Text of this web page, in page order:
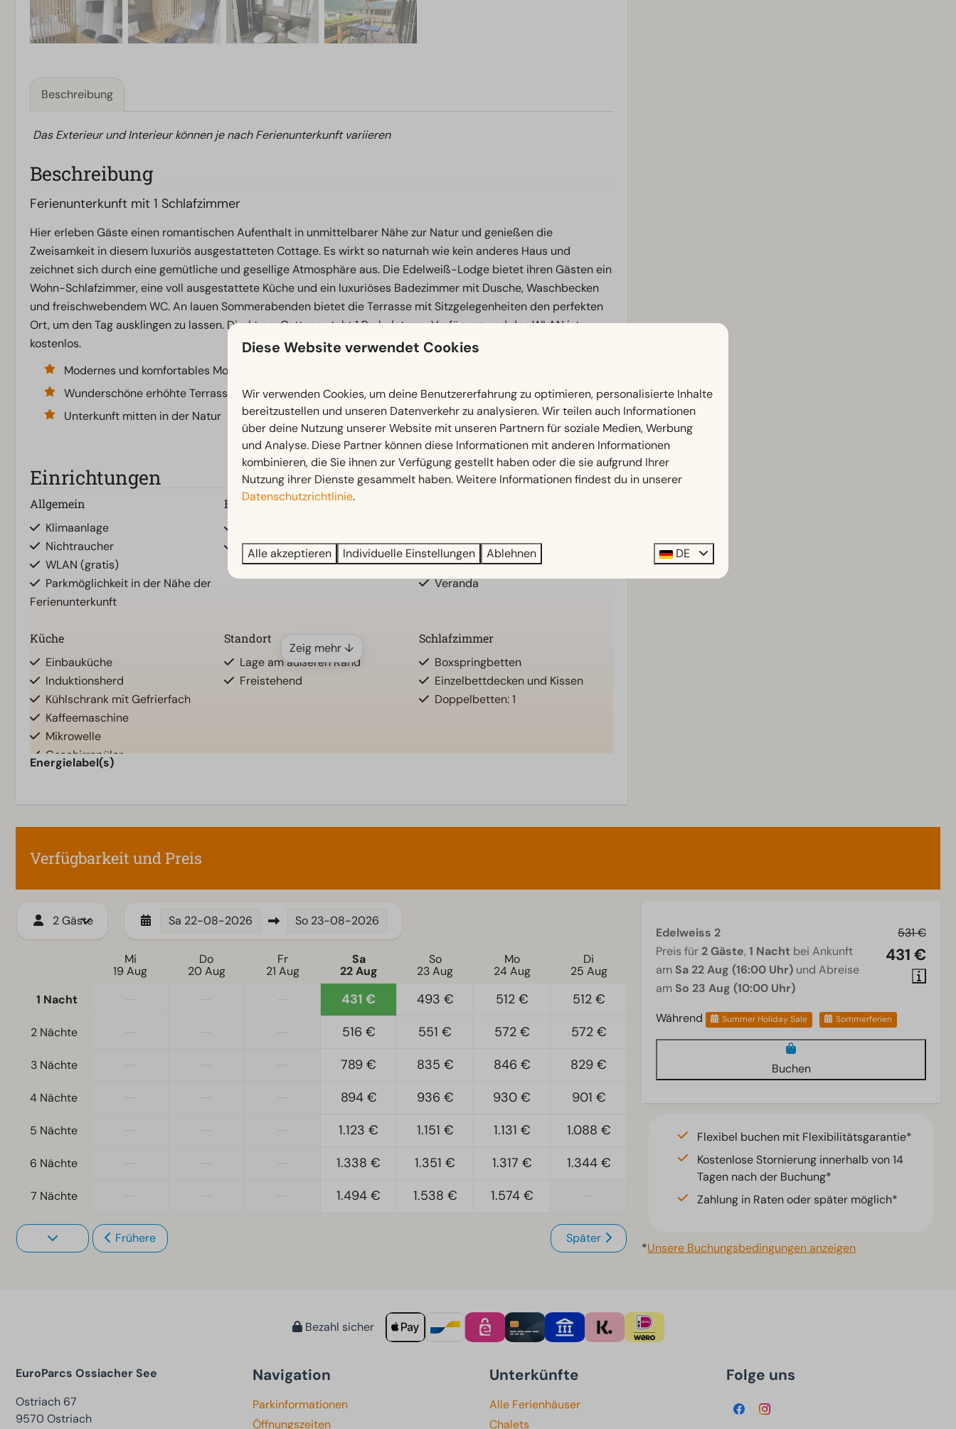
Beschreibung
Das Exterieur und Interieur können je nach Ferienunterkunft variieren
Beschreibung
Ferienunterkunft mit 1 Schlafzimmer
Hier erleben Gäste einen romantischen Aufenthalt in unmittelbarer Nähe zur Natur und genießen die
Zweisamkeit in diesem luxuriös ausgestatteten Cottage. Es wirkt so naturnah wie kein anderes Haus und
zeichnet sich durch eine gemütliche und gesellige Atmosphäre aus. Die Edelweiß-Lodge bietet ihren Gästen ein
Wohn-Schlafzimmer, eine voll ausgestattete Küche und ein luxuriöses Badezimmer mit Dusche, Waschbecken
und freischwebendem WC. An lauen Sommerabenden bietet die Terrasse mit Sitzgelegenheiten den perfekten
Ort, um den Tag ausklingen zu lassen. Direkt am Cottage steht 1 Parkplatz zur Verfügung und das WLAN ist
kostenlos.
Modernes und komfortables Mobilheim für zwei Personen
Wunderschöne erhöhte Terrasse
Unterkunft mitten in der Natur
Einrichtungen
Allgemein
Klimaanlage
Nichtraucher
WLAN (gratis)
Parkmöglichkeit in der Nähe der
Ferienunterkunft
Badezimmer
Toiletten im Badezimmer: 1
Terrasse
Gartenmöbel
Veranda
Küche
Einbauküche
Induktionsherd
Kühlschrank mit Gefrierfach
Kaffeemaschine
Mikrowelle
Geschirrspüler
Wasserkocher
Standort
Lage am äußeren Rand
Freistehend
Schlafzimmer
Boxspringbetten
Einzelbettdecken und Kissen
Doppelbetten: 1
Zeig mehr ↓
Energielabel(s)
Verfügbarkeit und Preis
2 Gäste Sa 22-08-2026 So 23-08-2026
Mi
19 Aug
Do
20 Aug
Fr
21 Aug
Sa
22 Aug
So
23 Aug
Mo
24 Aug
Di
25 Aug
1 Nacht
431 € 493 € 512 € 512 €
2 Nächte 516 € 551 € 572 € 572 €
3 Nächte 789 € 835 € 846 € 829 €
4 Nächte 894 € 936 € 930 € 901 €
5 Nächte 1.123 € 1.151 € 1.131 € 1.088 €
6 Nächte 1.338 € 1.351 € 1.317 € 1.344 €
7 Nächte 1.494 € 1.538 € 1.574 €
Frühere Später
531 €
431 €
Edelweiss 2
Preis für 2 Gäste, 1 Nacht bei Ankunft
am Sa 22 Aug (16:00 Uhr) und Abreise
am So 23 Aug (10:00 Uhr)
Während
Summer Holiday Sale Sommerferien
Buchen
Flexibel buchen mit Flexibilitätsgarantie*
Kostenlose Stornierung innerhalb von 14
Tagen nach der Buchung*
Zahlung in Raten oder später möglich*
*Unsere Buchungsbedingungen anzeigen
Bezahl sicher
EuroParcs Ossiacher See
Ostriach 67
9570 Ostriach
Navigation
Parkinformationen
Öffnungszeiten
Unterkünfte
Alle Ferienhäuser
Chalets
Folge uns
Diese Website verwendet Cookies
Wir verwenden Cookies, um deine Benutzererfahrung zu optimieren, personalisierte Inhalte
bereitzustellen und unseren Datenverkehr zu analysieren. Wir teilen auch Informationen
über deine Nutzung unserer Website mit unseren Partnern für soziale Medien, Werbung
und Analyse. Diese Partner können diese Informationen mit anderen Informationen
kombinieren, die Sie ihnen zur Verfügung gestellt haben oder die sie aufgrund Ihrer
Nutzung ihrer Dienste gesammelt haben. Weitere Informationen findest du in unserer
Datenschutzrichtlinie.
Alle akzeptieren Individuelle Einstellungen Ablehnen DE